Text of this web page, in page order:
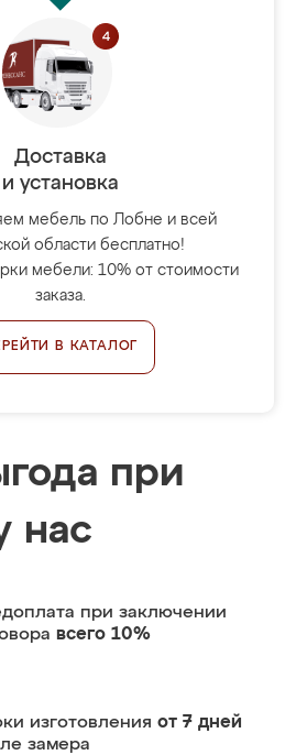
Доставка
и установка
мебель по Лобне и всей
области бесплатно!
мебели: 10% от стоимости
заказа.
В КАТАЛОГ
при
нас
при заключении
всего 10%
изготовления от 7 дней
замера